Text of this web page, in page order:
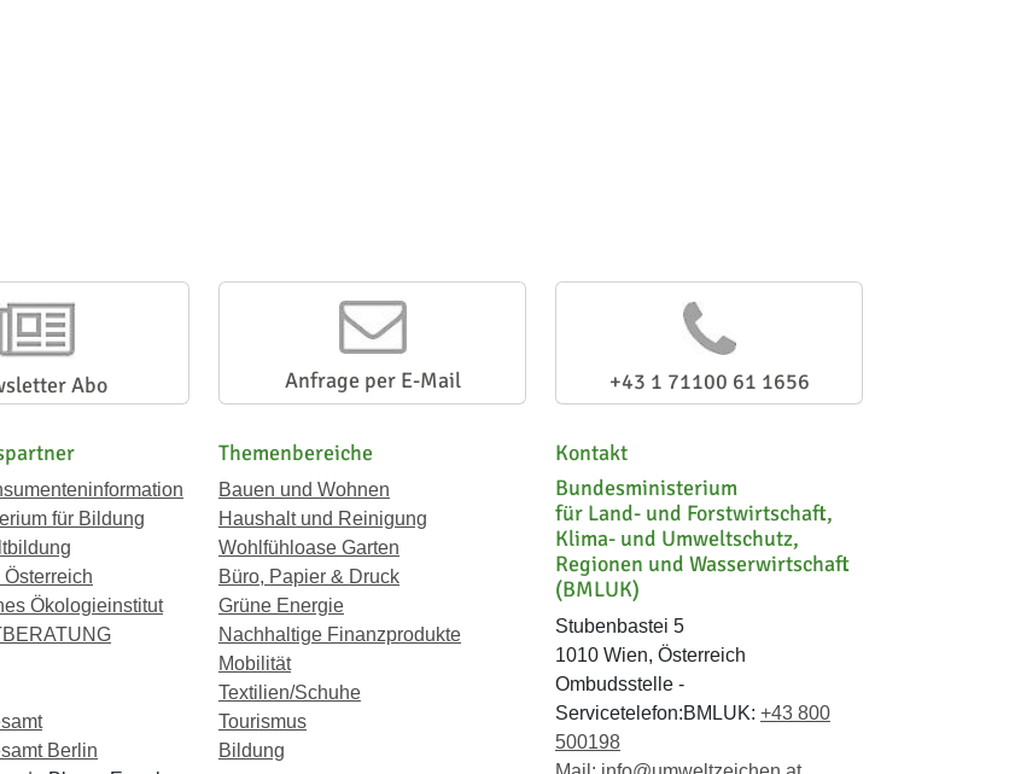
Abo Anfrage per E-Mail +43 1 71100 61 1656
für Bildung
Ökologieinstitut
Berlin
Themenbereiche
Bauen und Wohnen
Haushalt und Reinigung
Wohlfühloase Garten
Büro, Papier & Druck
Grüne Energie
Nachhaltige Finanzprodukte
Mobilität
Textilien/Schuhe
Tourismus
Bildung
Kontakt
Bundesministerium
für Land- und Forstwirtschaft,
Klima- und Umweltschutz,
Regionen und Wasserwirtschaft
(BMLUK)
Stubenbastei 5
1010 Wien, Österreich
Ombudsstelle -
Servicetelefon:BMLUK: +43 800
500198